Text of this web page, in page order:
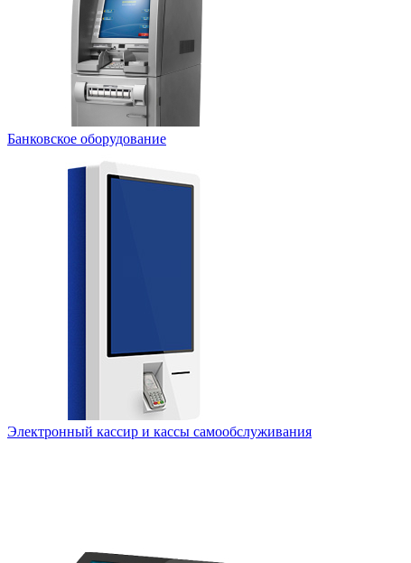
Банковское оборудование
Электронный кассир и кассы самообслуживания